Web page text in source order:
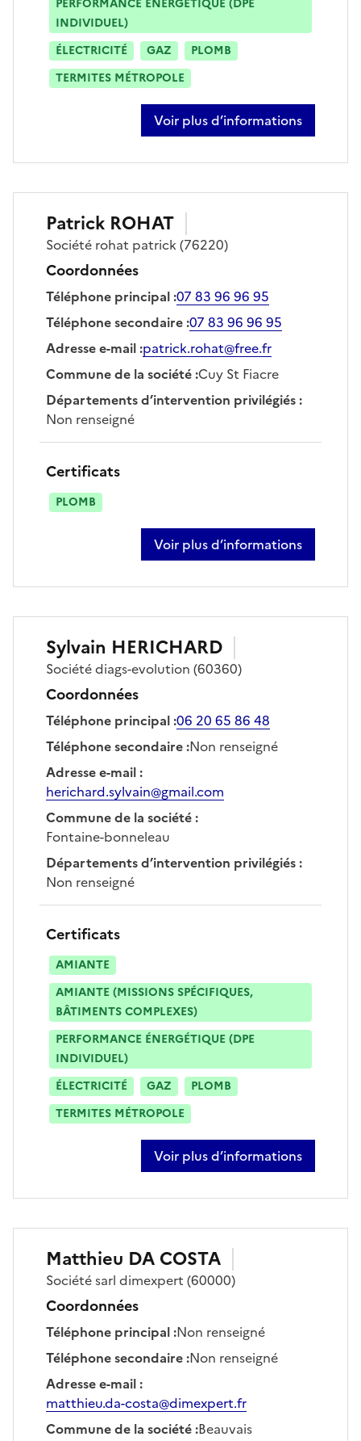
PERFORMANCE ÉNERGÉTIQUE (DPE
INDIVIDUEL)
ÉLECTRICITÉ
GAZ
PLOMB
TERMITES MÉTROPOLE
Voir plus d’informations
sur vincent thierry
Patrick ROHAT
Société rohat patrick (76220)
Coordonnées
Téléphone principal:07 83 96 96 95
Téléphone secondaire:07 83 96 96 95
Adresse e-mail:patrick.rohat@free.fr
Commune de la société:Cuy St Fiacre
Départements d’intervention privilégiés:
Non renseigné
Certificats
PLOMB
Voir plus d’informations
sur patrick rohat
Sylvain HERICHARD
Sociétédiags-evolution (60360)
Coordonnées
Téléphone principal:06 20 65 86 48
Téléphone secondaire:Non renseigné
Adresse e-mail:
herichard.sylvain@gmail.com
Commune de la société:
Fontaine-bonneleau
Départements d’intervention privilégiés:
Non renseigné
Certificats
AMIANTE
AMIANTE (MISSIONS SPÉCIFIQUES,
BÂTIMENTS COMPLEXES)
PERFORMANCE ÉNERGÉTIQUE (DPE
INDIVIDUEL)
ÉLECTRICITÉ
GAZ
PLOMB
TERMITES MÉTROPOLE
Voir plus d’informations
sur sylvain herichard
Matthieu DA COSTA
Sociétésarl dimexpert (60000)
Coordonnées
Téléphone principal:Non renseigné
Téléphone secondaire:Non renseigné
Adresse e-mail:
matthieu.da-costa@dimexpert.fr
Commune de la société:Beauvais